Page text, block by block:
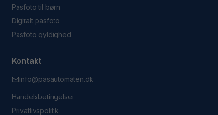
Pasfoto til børn
Digitalt pasfoto
Pasfoto gyldighed
Kontakt
info@pasautomaten.dk
Handelsbetingelser
Privatlivspolitik